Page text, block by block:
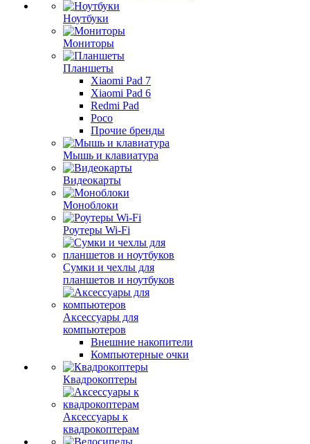
Ноутбуки
Мониторы
Планшеты
Xiaomi Pad 7
Xiaomi Pad 6
Redmi Pad
Poco
Прочие бренды
Мышь и клавиатура
Видеокарты
Моноблоки
Роутеры Wi-Fi
Сумки и чехлы для
планшетов и ноутбуков
Аксессуары для
компьютеров
Внешние накопители
Компьютерные очки
Квадрокоптеры
Аксессуары к
квадрокоптерам